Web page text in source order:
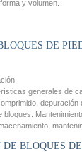
y volumen.
DE
generales de
depuración
BLOQUES DE